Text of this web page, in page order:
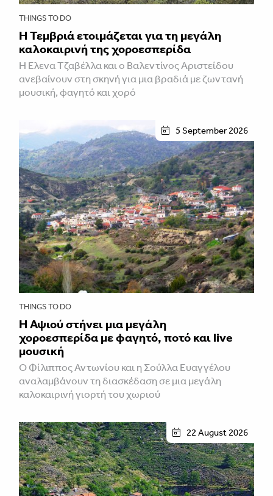
THINGS TO DO
Η Τεμβριά ετοιμάζεται για τη μεγάλη
καλοκαιρινή της χοροεσπερίδα
Η Έλενα Τζαβέλλα και ο Βαλεντίνος Αριστείδου
ανεβαίνουν στη σκηνή για μια βραδιά με ζωντανή
μουσική, φαγητό και χορό
5 September 2026
THINGS TO DO
Η Αψιού στήνει μια μεγάλη
χοροεσπερίδα με φαγητό, ποτό και live
μουσική
Ο Φίλιππος Αντωνίου και η Σούλλα Ευαγγέλου
αναλαμβάνουν τη διασκέδαση σε μια μεγάλη
καλοκαιρινή γιορτή του χωριού
22 August 2026